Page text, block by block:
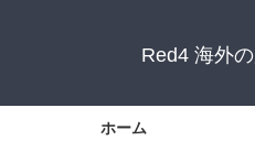
Red4 海外
ホーム